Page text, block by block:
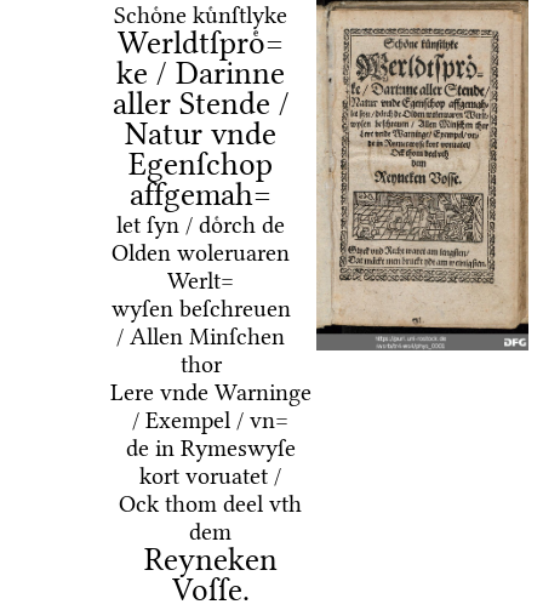
Schoͤne kuͤnſtlyke
Werldtſproͤ=
ke / Darinne
aller Stende /
Natur vnde
Egenſchop
affgemah=
let ſyn / doͤrch de
Olden woleruaren
Werlt=
wyſen beſchreuen
/ Allen Minſchen
thor
Lere vnde Warninge
/ Exempel / vn=
de in Rymeswyſe
kort voruatet /
Ock thom deel vth
dem
Reyneken
Voſſe.